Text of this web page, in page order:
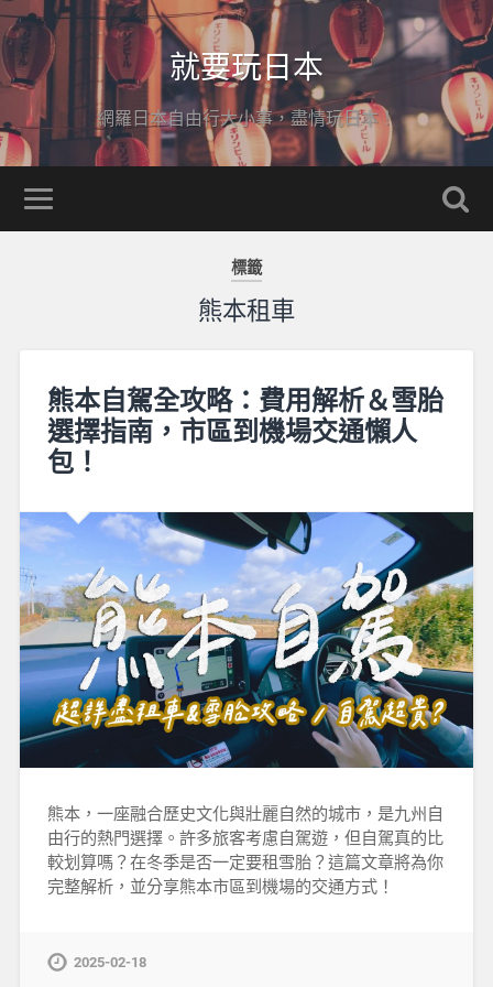
就要玩日本
網羅日本自由行大小事，盡情玩日本！
標籤
熊本租車
熊本自駕全攻略：費用解析＆雪胎
選擇指南，市區到機場交通懶人
包！
熊本，一座融合歷史文化與壯麗自然的城市，是九州自
由行的熱門選擇。許多旅客考慮自駕遊，但自駕真的比
較划算嗎？在冬季是否一定要租雪胎？這篇文章將為你
完整解析，並分享熊本市區到機場的交通方式！
2025-02-18